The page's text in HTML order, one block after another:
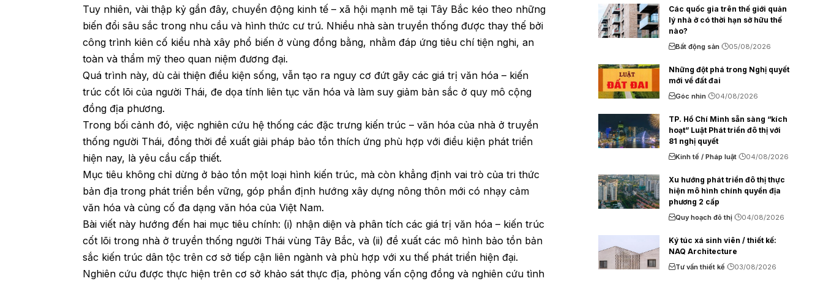
Tuy nhiên, vài thập kỷ gần đây, chuyển động kinh tế – xã hội mạnh mẽ tại Tây Bắc kéo theo những
biến đổi sâu sắc trong nhu cầu và hình thức cư trú. Nhiều nhà sàn truyền thống được thay thế bởi
công trình kiên cố kiểu nhà xây phổ biến ở vùng đồng bằng, nhằm đáp ứng tiêu chí tiện nghi, an
toàn và thẩm mỹ theo quan niệm đương đại.
Quá trình này, dù cải thiện điều kiện sống, vẫn tạo ra nguy cơ đứt gãy các giá trị văn hóa – kiến
trúc cốt lõi của người Thái, đe dọa tính liên tục văn hóa và làm suy giảm bản sắc ở quy mô cộng
đồng địa phương.
Trong bối cảnh đó, việc nghiên cứu hệ thống các đặc trưng kiến trúc – văn hóa của nhà ở truyền
thống người Thái, đồng thời đề xuất giải pháp bảo tồn thích ứng phù hợp với điều kiện phát triển
hiện nay, là yêu cầu cấp thiết.
Mục tiêu không chỉ dừng ở bảo tồn một loại hình kiến trúc, mà còn khẳng định vai trò của tri thức
bản địa trong phát triển bền vững, góp phần định hướng xây dựng nông thôn mới có nhạy cảm
văn hóa và củng cố đa dạng văn hóa của Việt Nam.
Bài viết này hướng đến hai mục tiêu chính: (i) nhận diện và phân tích các giá trị văn hóa – kiến trúc
cốt lõi trong nhà ở truyền thống người Thái vùng Tây Bắc, và (ii) đề xuất các mô hình bảo tồn bản
sắc kiến trúc dân tộc trên cơ sở tiếp cận liên ngành và phù hợp với xu thế phát triển hiện đại.
Nghiên cứu được thực hiện trên cơ sở khảo sát thực địa, phỏng vấn cộng đồng và nghiên cứu tình
Các quốc gia trên thế giới quản
lý nhà ở có thời hạn sở hữu thế
nào?
Bất động sản 05/08/2026
Những đột phá trong Nghị quyết
mới về đất đai
Góc nhìn 04/08/2026
TP. Hồ Chí Minh sẵn sàng “kích
hoạt” Luật Phát triển đô thị với
81 nghị quyết
Kinh tế / Pháp luật 04/08/2026
Xu hướng phát triển đô thị thực
hiện mô hình chính quyền địa
phương 2 cấp
Quy hoạch đô thị 04/08/2026
Ký túc xá sinh viên / thiết kế:
NAQ Architecture
Tư vấn thiết kế 03/08/2026